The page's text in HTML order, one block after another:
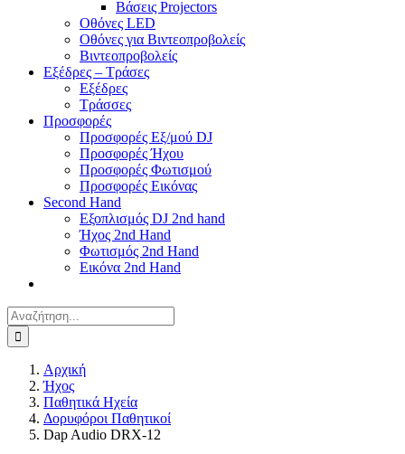
Βάσεις Projectors
Οθόνες LED
Οθόνες για Βιντεοπροβολείς
Βιντεοπροβολείς
Εξέδρες – Τράσες
Εξέδρες
Τράσσες
Προσφορές
Προσφορές Εξ/μού DJ
Προσφορές Ήχου
Προσφορές Φωτισμού
Προσφορές Εικόνας
Second Hand
Εξοπλισμός DJ 2nd hand
Ήχος 2nd Hand
Φωτισμός 2nd Hand
Εικόνα 2nd Hand
Αναζήτηση
για:
Αρχική
Ήχος
Παθητικά Ηχεία
Δορυφόροι Παθητικοί
Dap Audio DRX-12